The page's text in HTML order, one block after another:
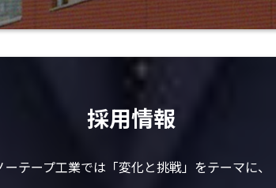
採用情報
ーテープ工業では「変化と挑戦」をテーマに、